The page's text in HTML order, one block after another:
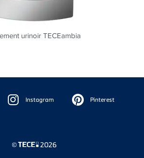
urinoir TECEambia
Instagram Pinterest
© 2026